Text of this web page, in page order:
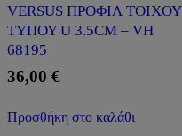
VERSUS ΠΡΟΦΙΛ ΤΟΙΧΟΥ
ΤΥΠΟΥ U 3.5CM – VH
68195
36,00 €
Προσθήκη στο καλάθι